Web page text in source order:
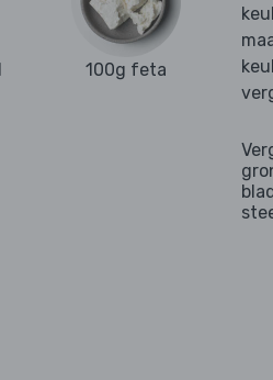
100g feta